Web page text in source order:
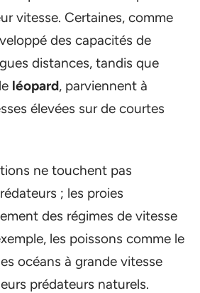
vitesse. Certaines, comme
des capacités de
distances, tandis que
léopard, parviennent à
élevées sur de courtes
ne touchent pas
; les proies
des régimes de vitesse
les poissons comme le
océans à grande vitesse
prédateurs naturels.